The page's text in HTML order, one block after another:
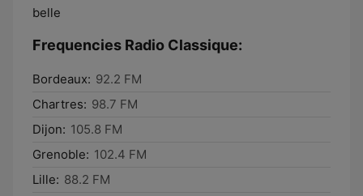
belle
Frequencies Radio Classique:
Bordeaux: 92.2 FM
Chartres: 98.7 FM
Dijon: 105.8 FM
Grenoble: 102.4 FM
Lille: 88.2 FM